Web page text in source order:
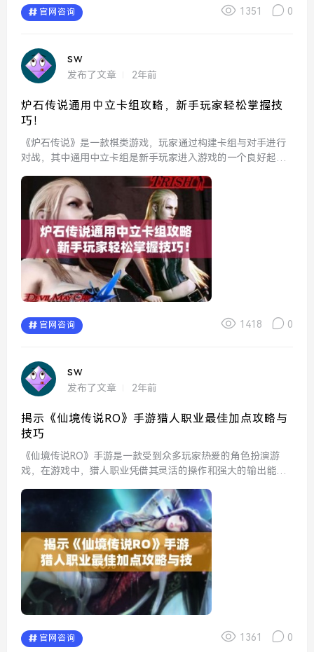
官网咨询 1351 0
sw
发布了文章 2年前
炉石传说通用中立卡组攻略，新手玩家轻松掌握技
巧！
《炉石传说》是一款棋类游戏，玩家通过构建卡组与对手进行
对战，其中通用中立卡组是新手玩家进入游戏的一个良好起
新手玩家能够更容易上手，探索不同的战术与策略。了解如何
合理运用这...
官网咨询 1418 0
sw
发布了文章 2年前
揭示《仙境传说RO》手游猎人职业最佳加点攻略与
技巧
《仙境传说RO》手游是一款受到众多玩家热爱的角色扮演游
戏，在游戏中，猎人职业凭借其灵活的操作和强大的输出能
玩猎人的玩家更好的理解这一职业的加点方案与玩法技巧，本
文将为大家...
官网咨询 1361 0